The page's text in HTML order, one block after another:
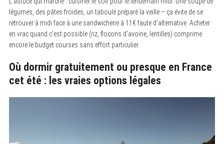
légumes, des pâtes froides, un taboulé préparé la veille – ça évite de se
retrouver à midi face à une sandwicherie à 11€ faute d’alternative. Acheter
en vrac quand c’est possible (riz, flocons d’avoine, lentilles) comprime
encore le budget courses sans effort particulier.
Où dormir gratuitement ou presque en France
cet été : les vraies options légales